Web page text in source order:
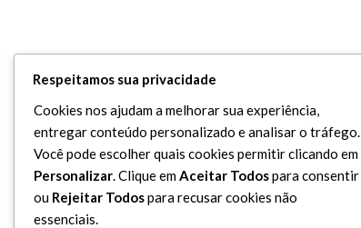
Respeitamos sua privacidade
Cookies nos ajudam a melhorar sua experiência,
entregar conteúdo personalizado e analisar o tráfego.
Você pode escolher quais cookies permitir clicando em
Personalizar. Clique emAceitar Todospara consentir
ou Rejeitar Todospara recusar cookies não
essenciais.